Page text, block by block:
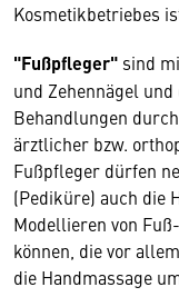
Kosmetikbetriebes
"Fußpfleger" sind
und Zehennägel
Behandlungen
ärztlicher bzw.
Fußpfleger dürfen
(Pediküre) auch die
Modellieren von
können, die vor
die Handmassage